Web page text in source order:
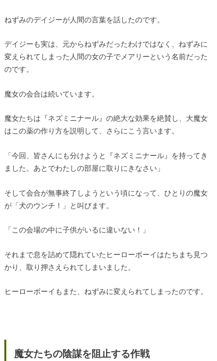
ねずみのデイジーが人間の言葉を話したのです。
デイジーも実は、元からねずみだったわけではなく、ねずみに
変えられてしまった人間の女の子でメアリーという名前だった
のです。
魔女の会合は続いています。
魔女たちは『ネズミニナール』の絶大な効果を絶賛し、大魔女
はこの薬の作り方を説明して、さらにこう言います。
「今回、皆さんにも分けようと『ネズミニナール』を持ってき
ました。あとでわたしの部屋に取りにきなさい」
そして会合が無事終了しようという頃になって、ひとりの魔女
が「犬のウンチ！」と叫びます。
「この会場の中に子供がいるに違いない！」
それまで息を詰めて隠れていたヒーローボーイはたちまち見つ
かり、取り押さえられてしまいました。
ヒーローボーイもまた、ねずみに変えられてしまったのです。
魔女たちの陰謀を阻止する作戦